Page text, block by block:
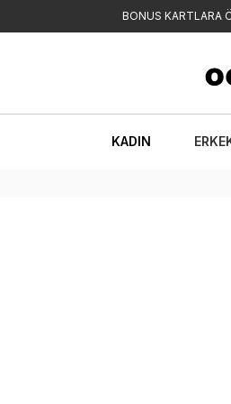
BONUS KARTLARA
KADIN